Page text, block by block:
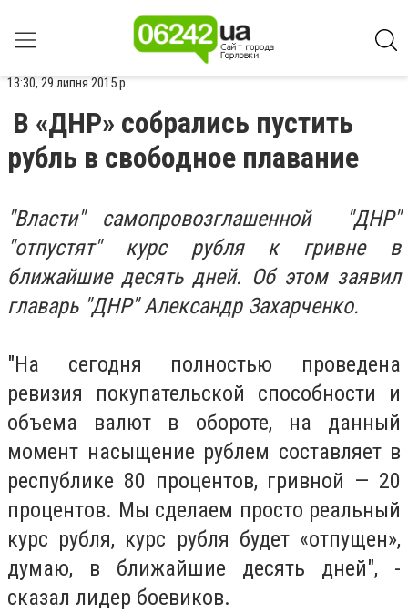
13:30, 29 липня 2015 р.
В «ДНР» собрались пустить
рубль в свободное плавание
"Власти" самопровозглашенной "ДНР"
"отпустят" курс рубля к гривне в
ближайшие десять дней. Об этом заявил
главарь "ДНР" Александр Захарченко.
"На сегодня полностью проведена
ревизия покупательской способности и
объема валют в обороте, на данный
момент насыщение рублем составляет в
республике 80 процентов, гривной — 20
процентов. Мы сделаем просто реальный
курс рубля, курс рубля будет «отпущен»,
думаю, в ближайшие десять дней", -
сказал лидер боевиков.